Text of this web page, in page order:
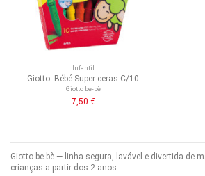
Infantil
Giotto- Bébé Super ceras C/10
Giotto be-bè
7,50 €
Giotto be‑bè — linha segura, lavável e divertida de
crianças a partir dos 2 anos.